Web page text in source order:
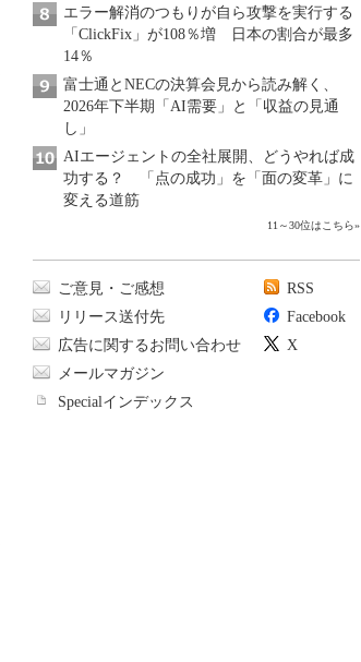
エラー解消のつもりが自ら攻撃を実行する
「ClickFix」が108％増 日本の割合が最多
14％
富士通とNECの決算会見から読み解く、
2026年下半期「AI需要」と「収益の見通
し」
AIエージェントの全社展開、どうやれば成
功する？ 「点の成功」を「面の変革」に
変える道筋
11～30位はこちら»
ご意見・ご感想
リリース送付先
広告に関するお問い合わせ
メールマガジン
Specialインデックス
RSS
Facebook
X